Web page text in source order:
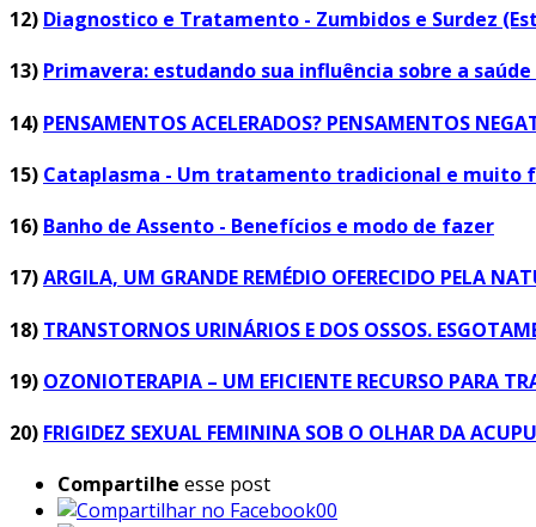
12) Diagnostico e Tratamento - Zumbidos e Surdez
13) Primavera: estudando sua influência sobre a
14) PENSAMENTOS ACELERADOS? PENSAMENTOS
15) Cataplasma - Um tratamento tradicional e muito
16) Banho de Assento - Benefícios e modo de fazer
17)ARGILA, UM GRANDE REMÉDIO OFERECIDO PELA
18) TRANSTORNOS URINÁRIOS E DOS OSSOS.
19) OZONIOTERAPIA – UM EFICIENTE RECURSO PARA
20) FRIGIDEZ SEXUAL FEMININA SOB O OLHAR DA
Compartilhe esse post
00